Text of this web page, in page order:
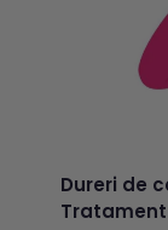
Dureri de
Tratament